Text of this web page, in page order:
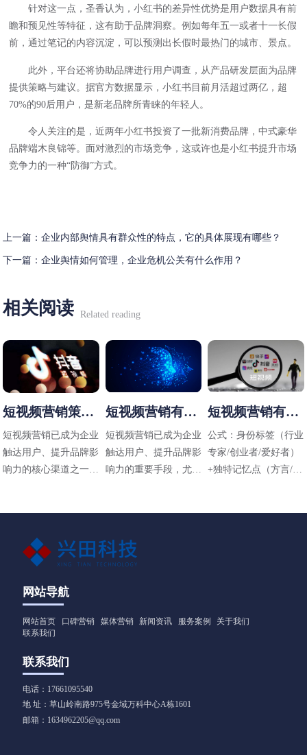
针对这一点，圣香认为，小红书的差异性优势是用户数据具有前
瞻和预见性等特征，这有助于品牌洞察。例如每年五一或者十一长假
前，通过笔记的内容沉淀，可以预测出长假时最热门的城市、景点。
此外，平台还将协助品牌进行用户调查，从产品研发层面为品牌
提供策略与建议。据官方数据显示，小红书目前月活超过两亿，超
70%的90后用户，是新老品牌所青睐的年轻人。
令人关注的是，近两年小红书投资了一批新消费品牌，中式豪华
品牌端木良锦等。面对激烈的市场竞争，这或许也是小红书提升市场
竞争力的一种“防御”方式。
上一篇：企业内部舆情具有群众性的特点，它的具体展现有哪些？
下一篇：企业舆情如何管理，企业危机公关有什么作用？
相关阅读 Related reading
短视频营销策略
有哪些
短视频营销已成为企业
触达用户、提升品牌影
响力的核心渠道之一，
见的短视频营销策略及
应用方向：
短视频营销有哪
些方法
短视频营销已成为企业
触达用户、提升品牌影
响力的重要手段，尤其
行业（包括工业领域如
阀门企业）的短视频营
短视频营销有哪
些技巧
公式：身份标签（行业
专家/创业者/爱好者）
+独特记忆点（方言/标
网站导航
网站首页 口碑营销 媒体营销 新闻资讯 服务案例
关于我们
联系我们
联系我们
电话：17661095540
地 址：草山岭南路975号金域万科中心A栋1601
邮箱：1634962205@qq.com